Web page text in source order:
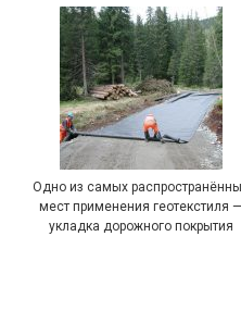
Одно из самых
мест применения геотекстиля —
укладка дорожного покрытия